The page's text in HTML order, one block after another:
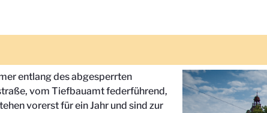
entlang des abgesperrten
vom Tiefbauamt federführend,
vorerst für ein Jahr und sind zur